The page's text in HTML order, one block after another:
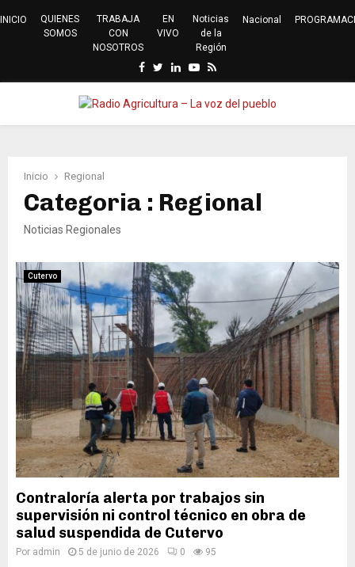
INICIO
QUIENES
SOMOS
TRABAJA
CON
NOSOTROS
EN
VIVO
Noticias
de la
Región
Nacional
Facebook
Twitter
LinkedinYoutube
Rss
PRIMARY
Inicio Regional
Categoria : Regional
Noticias Regionales
Cutervo
Contraloría alerta por trabajos sin
supervisión ni control técnico en obra de
salud suspendida de Cutervo
Por admin 5 de junio de 2026 0 95